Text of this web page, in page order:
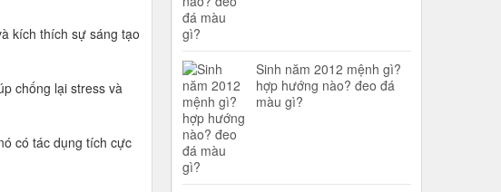
kích thích sự sáng tạo
chống lại stress và
có tác dụng tích cực
Sinh năm 2012 mệnh gì?
hợp hướng nào? đeo đá
màu gì?